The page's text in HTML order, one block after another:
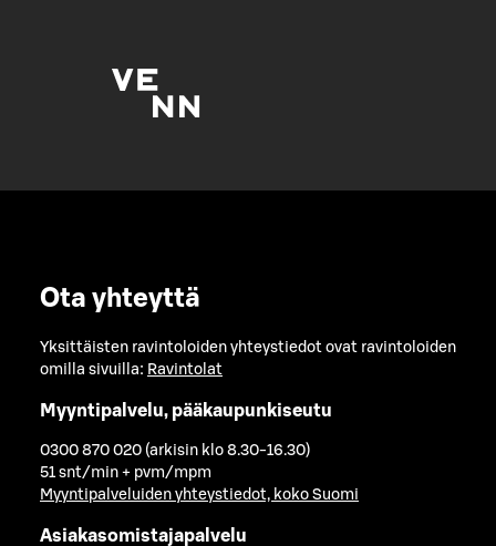
Ota yhteyttä
Yksittäisten ravintoloiden yhteystiedot ovat ravintoloiden
omilla sivuilla: Ravintolat
Myyntipalvelu, pääkaupunkiseutu
0300 870 020 (arkisin klo 8.30-16.30)
51 snt/min + pvm/mpm
Myyntipalveluiden yhteystiedot, koko Suomi
Asiakasomistajapalvelu